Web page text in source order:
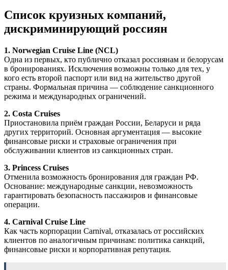
Список круизных компаний,
дискриминирующий россиян
1. Norwegian Cruise Line (NCL)
Одна из первых, кто публично отказал россиянам и белорусам
в бронированиях. Исключения возможны только для тех, у
кого есть второй паспорт или вид на жительство другой
страны. Формальная причина — соблюдение санкционного
режима и международных ограничений.
2. Costa Cruises
Приостановила приём граждан России, Беларуси и ряда
других территорий. Основная аргументация — высокие
финансовые риски и страховые ограничения при
обслуживании клиентов из санкционных стран.
3. Princess Cruises
Отменила возможность бронирования для граждан РФ.
Основание: международные санкции, невозможность
гарантировать безопасность пассажиров и финансовые
операции.
4. Carnival Cruise Line
Как часть корпорации Carnival, отказалась от российских
клиентов по аналогичным причинам: политика санкций,
финансовые риски и корпоративная репутация.